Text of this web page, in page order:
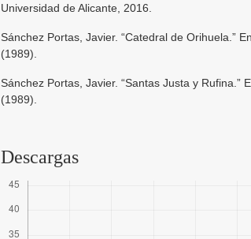
Universidad de Alicante, 2016.
Sánchez Portas, Javier. “Catedral de Orihuela.”
(1989).
Sánchez Portas, Javier. “Santas Justa y Rufina.”
(1989).
Descargas